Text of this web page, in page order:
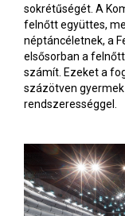
sokrétűségét. A
felnőtt együttes,
néptáncéletnek, a
elsősorban a
számít. Ezeket a
százötven
rendszerességgel.